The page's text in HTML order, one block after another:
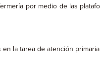
por medio de las
la tarea de atención